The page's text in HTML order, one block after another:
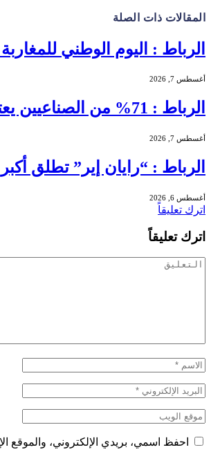
المقالات ذات الصلة
الرباط : اليوم الوطني
أغسطس 7, 2026
الرباط : 71% من الصناعيين يعتبرون مناخ الأعمال عادياً خلال الفصل الثاني من 2026 …
أغسطس 7, 2026
الرباط : “رايان إير” تطلق أكبر برنامج
أغسطس 6, 2026
اترك تعليقاً
اترك تعليقاً
احفظ اسمي، بريدي الإلكتروني، والموقع